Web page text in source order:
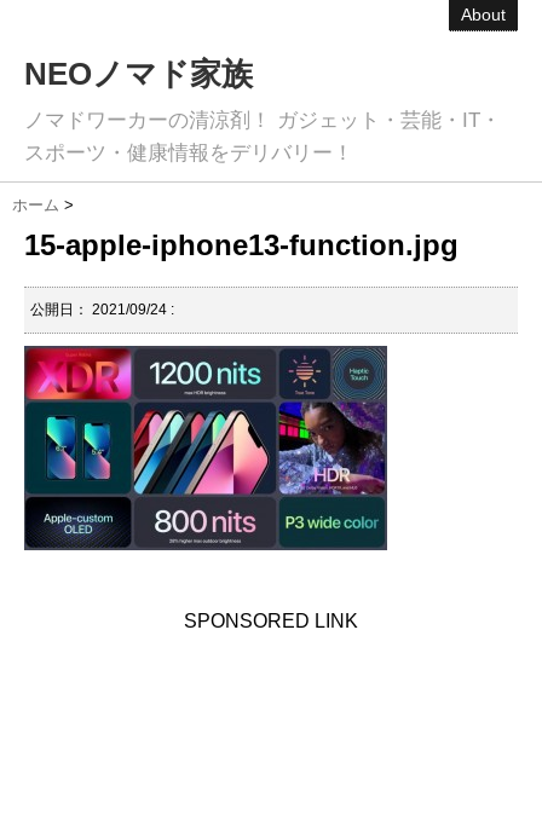
About
NEOノマド家族
ノマドワーカーの清涼剤！ ガジェット・芸能・IT・
スポーツ・健康情報をデリバリー！
ホーム >
15-apple-iphone13-function.jpg
公開日： 2021/09/24 :
SPONSORED LINK